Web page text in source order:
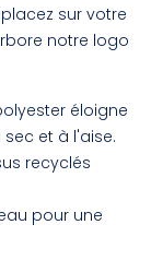
sur votre
notre logo
éloigne
et à l'aise.
recyclés
pour une